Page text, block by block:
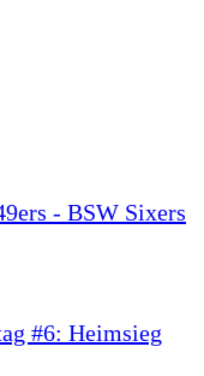
- BSW Sixers
#6: Heimsieg